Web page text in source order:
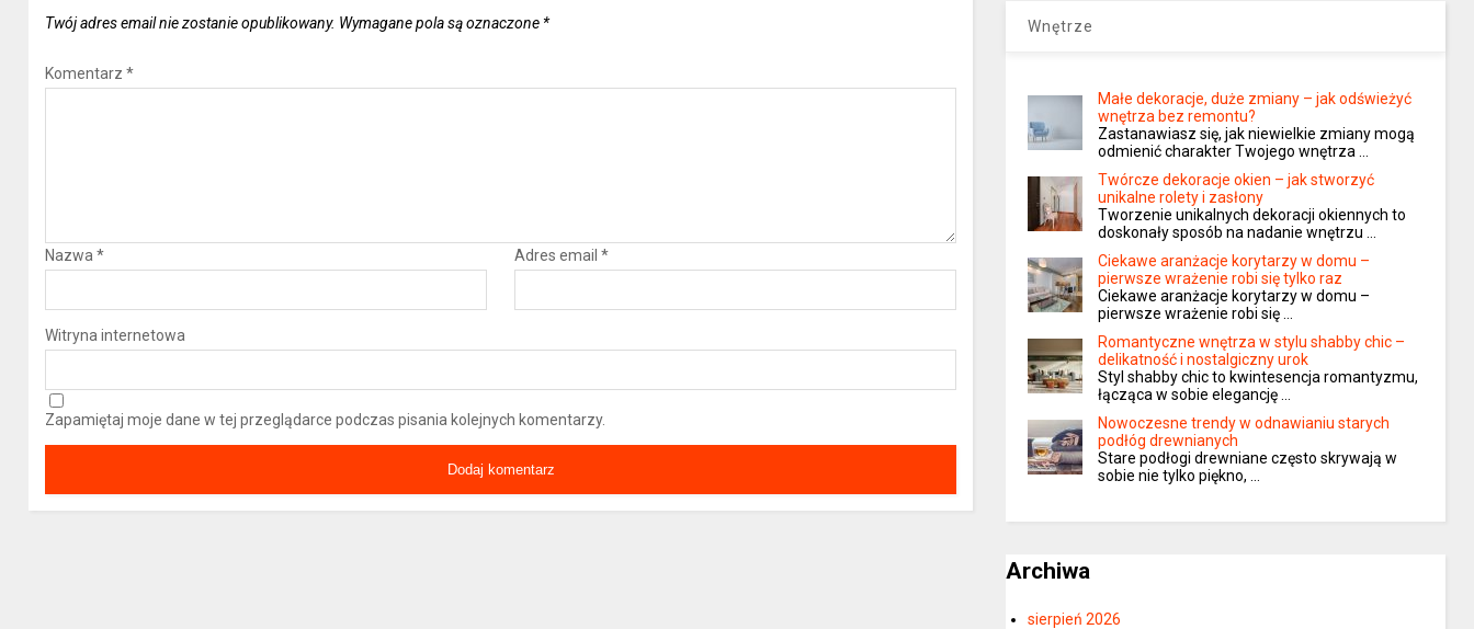
Twój adres email nie zostanie opublikowany. Wymagane pola są oznaczone *
Komentarz*
Nazwa* Adres email*
Witryna internetowa
Zapamiętaj moje dane w tej przeglądarce podczas pisania kolejnych komentarzy.
Wnętrze
Małe dekoracje, duże zmiany – jak odświeżyć
wnętrza bez remontu?
Zastanawiasz się, jak niewielkie zmiany mogą
odmienić charakter Twojego wnętrza …
Twórcze dekoracje okien – jak stworzyć
unikalne rolety i zasłony
Tworzenie unikalnych dekoracji okiennych to
doskonały sposób na nadanie wnętrzu …
Ciekawe aranżacje korytarzy w domu –
pierwsze wrażenie robi się tylko raz
Ciekawe aranżacje korytarzy w domu –
pierwsze wrażenie robi się …
Romantyczne wnętrza w stylu shabby chic –
delikatność i nostalgiczny urok
Styl shabby chic to kwintesencja romantyzmu,
łącząca w sobie elegancję …
Nowoczesne trendy w odnawianiu starych
podłóg drewnianych
Stare podłogi drewniane często skrywają w
sobie nie tylko piękno, …
Archiwa
sierpień 2026